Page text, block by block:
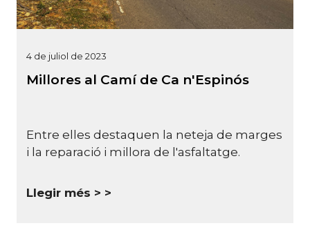
4 de juliol de 2023
Millores al Camí de Ca n'Espinós
Entre elles destaquen la neteja de marges
i la reparació i millora de l'asfaltatge.
Llegir més >